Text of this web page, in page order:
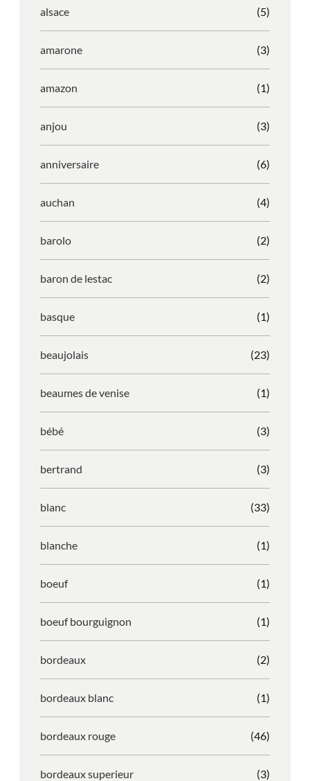
alsace (5)
amarone (3)
amazon (1)
anjou (3)
anniversaire (6)
auchan (4)
barolo (2)
baron de lestac (2)
basque (1)
beaujolais (23)
beaumes de venise (1)
bébé (3)
bertrand (3)
blanc (33)
blanche (1)
boeuf (1)
boeuf bourguignon (1)
bordeaux (2)
bordeaux blanc (1)
bordeaux rouge (46)
bordeaux superieur (3)